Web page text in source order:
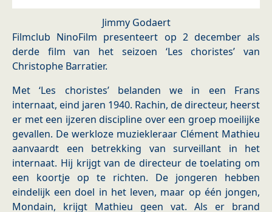
Jimmy Godaert
Filmclub NinoFilm presenteert op 2 december als
derde film van het seizoen ‘Les choristes’ van
Christophe Barratier.
Met ‘Les choristes’ belanden we in een Frans
internaat, eind jaren 1940. Rachin, de directeur, heerst
er met een ijzeren discipline over een groep moeilijke
gevallen. De werkloze muziekleraar Clément Mathieu
aanvaardt een betrekking van surveillant in het
internaat. Hij krijgt van de directeur de toelating om
een koortje op te richten. De jongeren hebben
eindelijk een doel in het leven, maar op één jongen,
Mondain, krijgt Mathieu geen vat. Als er brand